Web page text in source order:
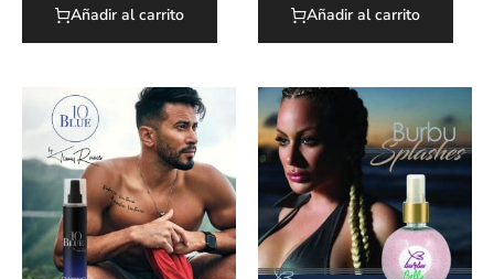
Añadir al carrito Añadir al carrito